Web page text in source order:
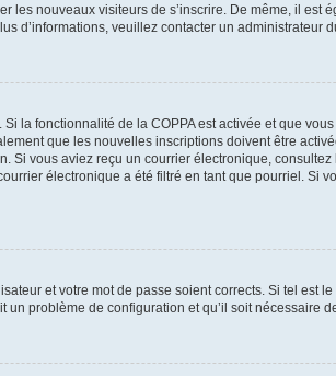
les nouveaux visiteurs de s’inscrire. De même, il est
d’informations, veuillez contacter un administrateur
la fonctionnalité de la COPPA est activée et que
que les nouvelles inscriptions doivent être
vous aviez reçu un courrier électronique,
électronique a été filtré en tant que pourriel. Si
et votre mot de passe soient corrects. Si tel est
problème de configuration et qu’il soit nécessaire